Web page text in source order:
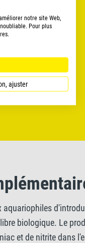
aquariophiles
biologique. Le
et de nitrite dans
notre site Web,
Pour plus
ajuster